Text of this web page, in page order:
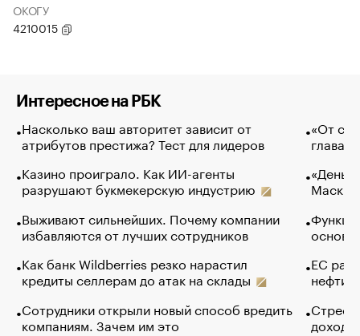
ОКОГУ
4210015
Интересное на РБК
Насколько ваш авторитет зависит от
атрибутов престижа? Тест для лидеров
Казино проиграло. Как ИИ-агенты
разрушают букмекерскую индустрию
Выживают сильнейших. Почему компании
избавляются от лучших сотрудников
Как банк Wildberries резко нарастил
кредиты селлерам до атак на склады
Сотрудники открыли новый способ вредить
компаниям. Зачем им это
«От
глава
Маск в
основ
ЕС
нефти